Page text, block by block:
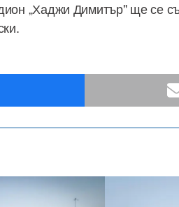
„Хаджи Димитър" ще се